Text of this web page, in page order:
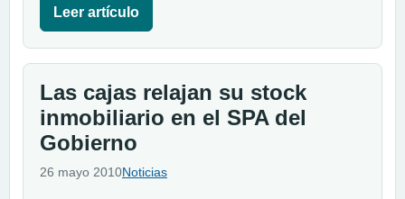
Leer artículo
Las cajas relajan su stock
inmobiliario en el SPA del
Gobierno
26 mayo 2010Noticias